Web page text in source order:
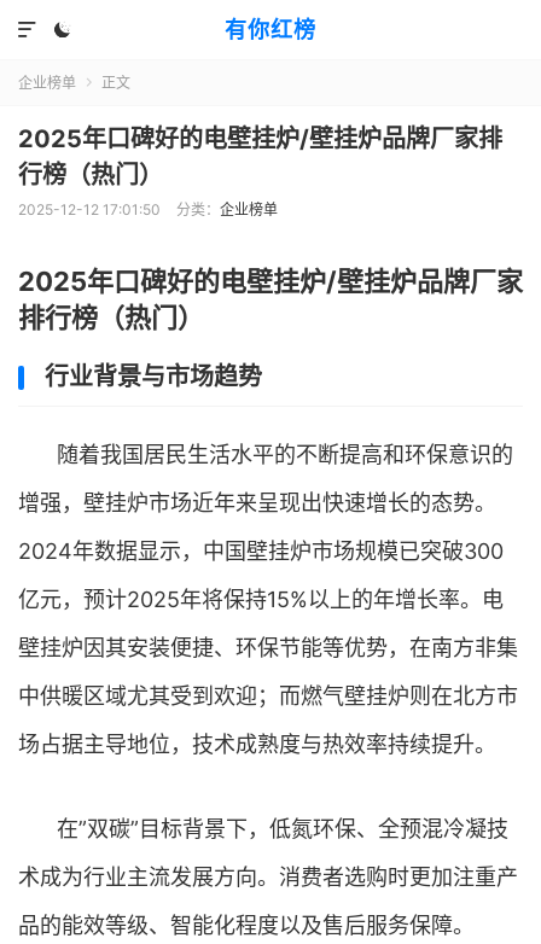
有你红榜


企业榜单  正文
2025年口碑好的电壁挂炉/壁挂炉品牌厂家排
行榜（热门）
2025-12-12 17:01:50 分类： 企业榜单
2025年口碑好的电壁挂炉/壁挂炉品牌厂家
排行榜（热门）
行业背景与市场趋势
随着我国居民生活水平的不断提高和环保意识的
增强，壁挂炉市场近年来呈现出快速增长的态势。
2024年数据显示，中国壁挂炉市场规模已突破300
亿元，预计2025年将保持15%以上的年增长率。电
壁挂炉因其安装便捷、环保节能等优势，在南方非集
中供暖区域尤其受到欢迎；而燃气壁挂炉则在北方市
场占据主导地位，技术成熟度与热效率持续提升。
在”双碳”目标背景下，低氮环保、全预混冷凝技
术成为行业主流发展方向。消费者选购时更加注重产
品的能效等级、智能化程度以及售后服务保障。